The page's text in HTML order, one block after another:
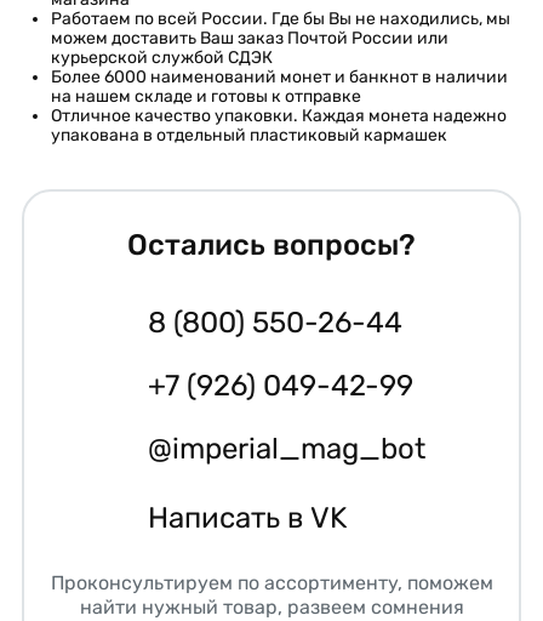
Работаем по всей России. Где бы Вы не находились, мы
можем доставить Ваш заказ Почтой России или
курьерской службой СДЭК
Более 6000 наименований монет и банкнот в наличии
на нашем складе и готовы к отправке
Отличное качество упаковки. Каждая монета надежно
упакована в отдельный пластиковый кармашек
Остались вопросы?
8 (800) 550-26-44
+7 (926) 049-42-99
@imperial_mag_bot
Написать в VK
Проконсультируем по ассортименту, поможем
найти нужный товар, развеем сомнения